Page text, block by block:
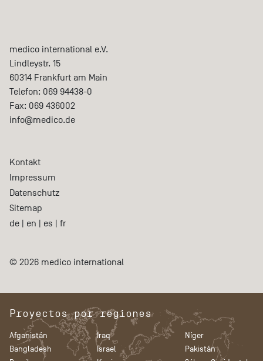
medico international e.V.
Lindleystr. 15
60314 Frankfurt am Main
Telefon: 069 94438-0
Fax: 069 436002
info@medico.de
Kontakt
Impressum
Datenschutz
Sitemap
de | en | es | fr
© 2026 medico international
Proyectos por regiones
Afganistán
Bangladesh
Iraq
Israel
Níger
Pakistán